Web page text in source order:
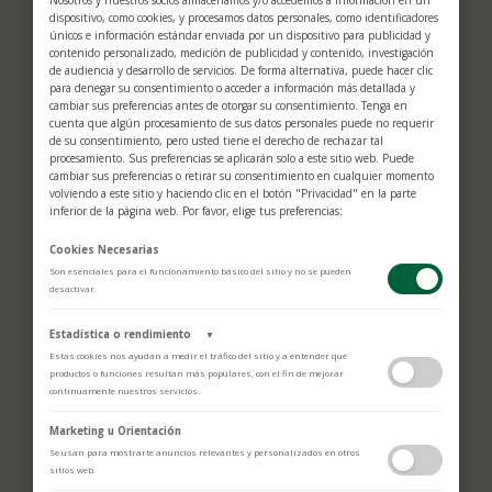
Datejust Oyster Perpetual
Relojes profesionales
Rolex
Cosmograph
Rolex
Submariner
dispositivo, como cookies, y procesamos datos personales, como identificadores
únicos e información estándar enviada por un dispositivo para publicidad y
contenido personalizado, medición de publicidad y contenido, investigación
de audiencia y desarrollo de servicios. De forma alternativa, puede hacer clic
para denegar su consentimiento o acceder a información más detallada y
cambiar sus preferencias antes de otorgar su consentimiento. Tenga en
cuenta que algún procesamiento de sus datos personales puede no requerir
de su consentimiento, pero usted tiene el derecho de rechazar tal
procesamiento. Sus preferencias se aplicarán solo a este sitio web. Puede
cambiar sus preferencias o retirar su consentimiento en cualquier momento
volviendo a este sitio y haciendo clic en el botón "Privacidad" en la parte
inferior de la página web. Por favor, elige tus preferencias:
Cookies Necesarias
Son esenciales para el funcionamiento básico del sitio y no se pueden
desactivar.
Estadística o rendimiento
▼
Estas cookies nos ayudan a medir el tráfico del sitio y a entender qué
productos o funciones resultan más populares, con el fin de mejorar
continuamente nuestros servicios.
Adobe Analytics
Utilizamos Adobe Analytics para recopilar datos de uso anónimos, lo que
nos permite analizar el rendimiento de nuestro contenido y las
Marketing u Orientación
Se usan para mostrarte anuncios relevantes y personalizados en otros
sitios web.